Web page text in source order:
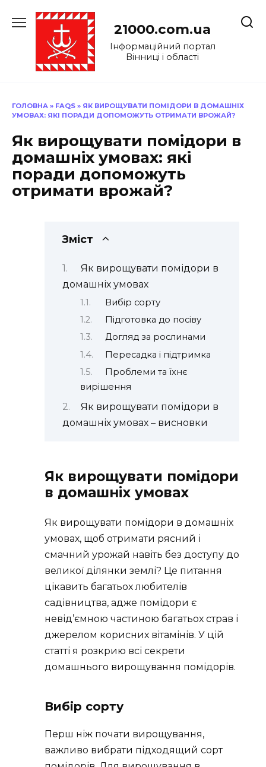
до
21000.com.ua
Інформаційний портал
Вінниці і області
ГОЛОВНА » FAQS » ЯК ВИРОЩУВАТИ ПОМІДОРИ В ДОМАШНІХ
УМОВАХ: ЯКІ ПОРАДИ ДОПОМОЖУТЬ ОТРИМАТИ ВРОЖАЙ?
Як вирощувати помідори в
домашніх умовах: які
поради допоможуть
отримати врожай?
Зміст
Як вирощувати помідори в
домашніх умовах
Вибір сорту
Підготовка до посіву
Догляд за рослинами
Пересадка і підтримка
Проблеми та їхнє
вирішення
Як вирощувати помідори в
домашніх умовах – висновки
Як вирощувати помідори
в домашніх умовах
Як вирощувати помідори в домашніх
умовах, щоб отримати рясний і
смачний урожай навіть без доступу до
великої ділянки землі? Це питання
цікавить багатьох любителів
садівництва, адже помідори є
невід’ємною частиною багатьох страв і
джерелом корисних вітамінів. У цій
статті я розкрию всі секрети
домашнього вирощування помідорів.
Вибір сорту
Перш ніж почати вирощування,
важливо вибрати підходящий сорт